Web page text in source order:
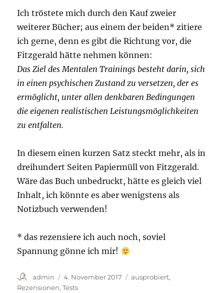
Ich tröstete mich durch den Kauf zweier
weiterer Bücher; aus einem der beiden* zitiere
ich gerne, denn es gibt die Richtung vor, die
Fitzgerald hätte nehmen können:
Das Ziel des Mentalen Trainings besteht darin, sich
in einen psychischen Zustand zu versetzen, der es
ermöglicht, unter allen denkbaren Bedingungen
die eigenen realistischen Leistungsmöglichkeiten
zu entfalten.
In diesem einen kurzen Satz steckt mehr, als in
dreihundert Seiten Papiermüll von Fitzgerald.
Wäre das Buch unbedruckt, hätte es gleich viel
Inhalt, ich könnte es aber wenigstens als
Notizbuch verwenden!
* das rezensiere ich auch noch, soviel
Spannung gönne ich mir!
Autor
admin
Veröffentlicht
am
4. November 2017 Kategorien
ausprobiert,
Rezensionen,Tests